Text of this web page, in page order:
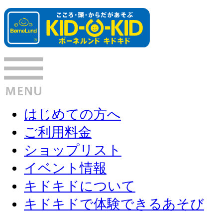
はじめての方へ
ご利用料金
ショップリスト
イベント情報
キドキドについて
キドキドで体験できるあそび